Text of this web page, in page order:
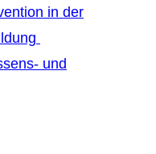
in der
und